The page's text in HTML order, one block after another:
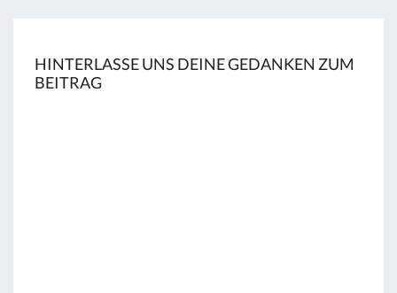
HINTERLASSE UNS DEINE GEDANKEN ZUM
BEITRAG